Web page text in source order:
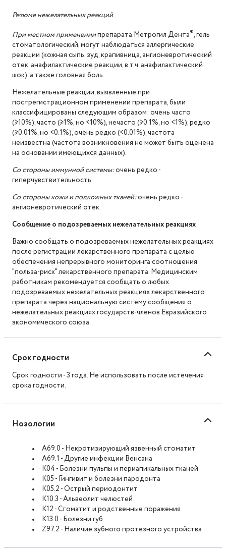
Резюме нежелательных реакций
При местном применениипрепарата Метрогил Дента®, гель
стоматологический, могут наблюдаться аллергические
реакции (кожная сыпь, зуд, крапивница, ангионевротический
отек, анафилактические реакции, в т.ч. анафилактический
шок), а также головная боль.
Нежелательные реакции, выявленные при
пострегистрационном применении препарата, были
классифицированы следующим образом: очень часто
(≥10%), часто (≥1%, но <10%), нечасто (≥0.1%, но <1%), редко
(≥0.01%, но <0.1%), очень редко (<0.01%), частота
неизвестна (частота возникновения не может быть оценена
на основании имеющихся данных).
Со стороны иммунной системы:очень редко -
гиперчувствительность.
Со стороны кожи и подкожных тканей:очень редко -
ангионевротический отек.
Сообщение о подозреваемых нежелательных реакциях
Важно сообщать о подозреваемых нежелательных реакциях
после регистрации лекарственного препарата с целью
обеспечения непрерывного мониторинга соотношения
"польза-риск" лекарственного препарата. Медицинским
работникам рекомендуется сообщать о любых
подозреваемых нежелательных реакциях лекарственного
препарата через национальную систему сообщения о
нежелательных реакциях государств-членов Евразийского
экономического союза.
Срок годности
Срок годности - 3 года. Не использовать после истечения
срока годности.
Нозологии
A69.0 - Некротизирующий язвенный стоматит
A69.1 - Другие инфекции Венсана
K04 - Болезни пульпы и периапикальных тканей
K05 - Гингивит и болезни пародонта
K05.2 - Острый периодонтит
K10.3 - Альвеолит челюстей
K12 - Стоматит и родственные поражения
K13.0 - Болезни губ
Z97.2 - Наличие зубного протезного устройства